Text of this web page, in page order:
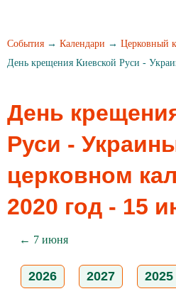
События → Календари → Церковный
День крещения Киевской Руси -
День
Руси -
церковном
2020 год - 15
← 7 июня
2026 2027 2025